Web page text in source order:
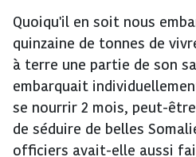
Quoiqu'il en soit nous
quinzaine de tonnes de
à terre une partie de son
embarquait
se nourrir 2 mois, peut-
de séduire de belles
officiers avait-elle aussi